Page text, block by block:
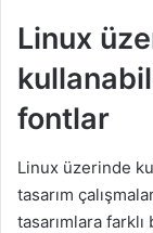
Linux
fontlar
Linux üzerinde
tasarım
tasarımlara